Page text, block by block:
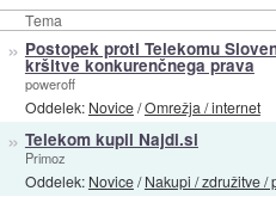
Tema
» Postopek proti Telekomu
kršitve konkurenčnega prava
poweroff
Oddelek: Novice/Omrežja / internet
» Telekom kupil Najdi.si
Primoz
Oddelek: Novice/Nakupi / združitve /